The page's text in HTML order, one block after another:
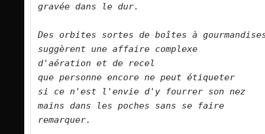
gravée dans le dur.
Des orbites sortes de boîtes à
suggèrent une affaire complexe
d'aération et de recel
que personne encore ne peut étiqueter
si ce n'est l'envie d'y fourrer son nez
mains dans les poches sans se faire
remarquer.